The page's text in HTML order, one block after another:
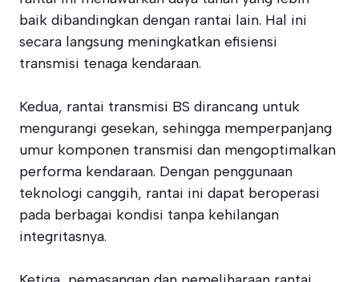
baik dibandingkan dengan rantai lain. Hal ini
secara langsung meningkatkan efisiensi
transmisi tenaga kendaraan.
Kedua, rantai transmisi BS dirancang untuk
mengurangi gesekan, sehingga memperpanjang
umur komponen transmisi dan mengoptimalkan
performa kendaraan. Dengan penggunaan
teknologi canggih, rantai ini dapat beroperasi
pada berbagai kondisi tanpa kehilangan
integritasnya.